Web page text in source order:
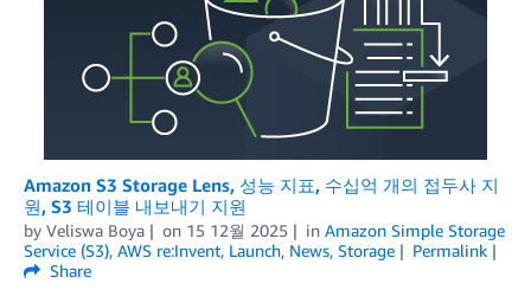
Amazon S3 Storage Lens, 성능 지표, 수십억 개의 접두사 지
원, S3 테이블 내보내기 지원
by Veliswa Boya on 15 12월 2025 in Amazon Simple Storage
Service (S3), AWS re:Invent, Launch, News, Storage
Permalink
Share